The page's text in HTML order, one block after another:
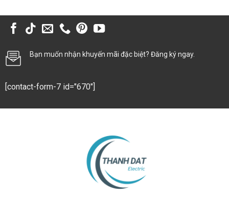
Bạn muốn nhận khuyến mãi đặc biệt? Đăng ký ngay.
[contact-form-7 id="670"]